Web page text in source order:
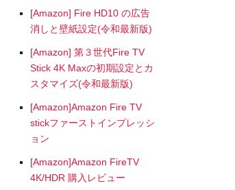
[Amazon] Fire HD10 の広告
消しと壁紙設定(令和最新版)
[Amazon] 第３世代Fire TV
Stick 4K Maxの初期設定とカ
スタマイズ(令和最新版)
[Amazon]Amazon Fire TV
stickファーストインプレッシ
ョン
[Amazon]Amazon FireTV
4K/HDR 購入レビュー